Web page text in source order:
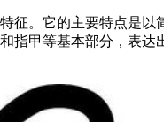
。它的主要特点是
甲等基本部分，表